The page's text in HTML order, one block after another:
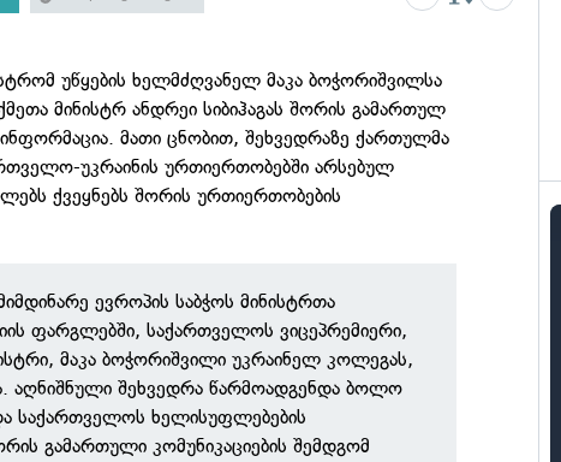
უწყების ხელმძღვანელ მაკა ბოჭორიშვილსა
მინისტრ ანდრეი სიბიჰაგას შორის გამართულ
მათი ცნობით, შეხვედრაზე ქართულმა
უკრაინის ურთიერთობებში არსებულ
ქვეყნებს შორის ურთიერთობების
ევროპის საბჭოს მინისტრთა
ფარგლებში, საქართველოს ვიცეპრემიერი,
მაკა ბოჭორიშვილი უკრაინელ კოლეგას,
აღნიშნული შეხვედრა წარმოადგენდა ბოლო
საქართველოს ხელისუფლებების
გამართული კომუნიკაციების შემდგომ